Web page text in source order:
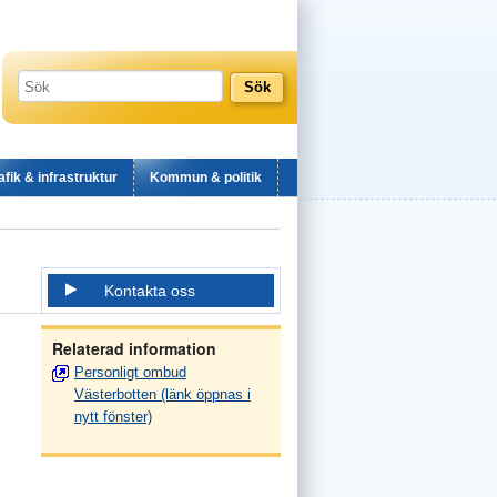
& infrastruktur Kommun & politik
Kontakta oss
Relaterad information
Personligt ombud
Västerbotten (länk öppnas i
nytt fönster)